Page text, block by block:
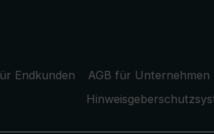
Endkunden AGB für Unternehmen